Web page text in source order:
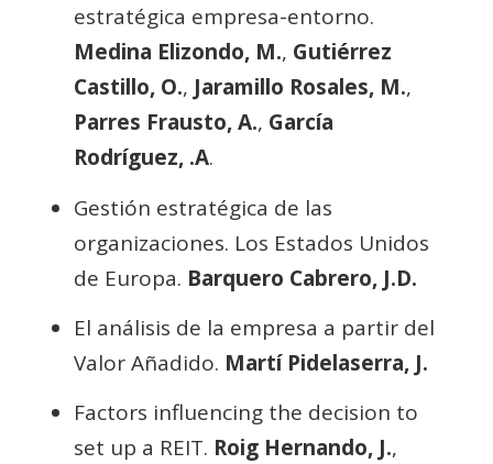
estratégica empresa-entorno.
Medina Elizondo, M., Gutiérrez
Castillo, O., Jaramillo Rosales, M.,
Parres Frausto, A., García
Rodríguez, .A.
Gestión estratégica de las
organizaciones. Los Estados Unidos
de Europa. Barquero Cabrero, J.D.
El análisis de la empresa a partir del
Valor Añadido. Martí Pidelaserra, J.
Factors influencing the decision to
set up a REIT. Roig Hernando, J.,